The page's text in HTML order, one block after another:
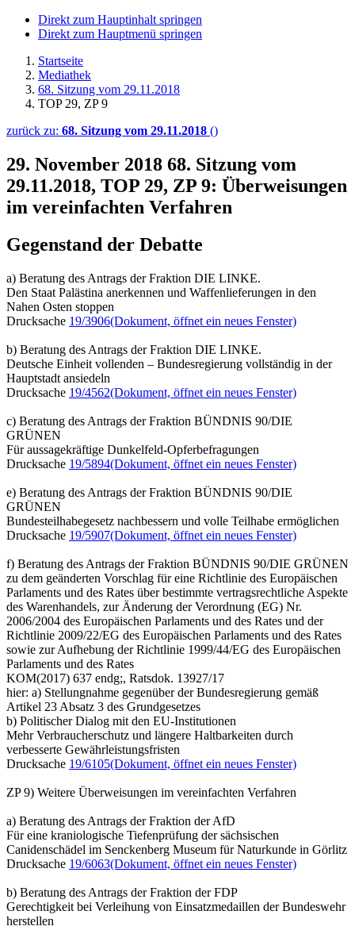
Direkt zum Hauptinhalt springen
Direkt zum Hauptmenü springen
Startseite
Mediathek
68. Sitzung vom 29.11.2018
TOP 29, ZP 9
zurück zu: 68. Sitzung vom 29.11.2018 ()
29. November 2018 68. Sitzung vom
29.11.2018, TOP 29, ZP 9: Überweisungen
im vereinfachten Verfahren
Gegenstand der Debatte
a) Beratung des Antrags der Fraktion DIE LINKE.
Den Staat Palästina anerkennen und Waffenlieferungen in den
Nahen Osten stoppen
Drucksache 19/3906(Dokument, öffnet ein neues Fenster)
b) Beratung des Antrags der Fraktion DIE LINKE.
Deutsche Einheit vollenden – Bundesregierung vollständig in der
Hauptstadt ansiedeln
Drucksache 19/4562(Dokument, öffnet ein neues Fenster)
c) Beratung des Antrags der Fraktion BÜNDNIS 90/DIE
GRÜNEN
Für aussagekräftige Dunkelfeld-Opferbefragungen
Drucksache 19/5894(Dokument, öffnet ein neues Fenster)
e) Beratung des Antrags der Fraktion BÜNDNIS 90/DIE
GRÜNEN
Bundesteilhabegesetz nachbessern und volle Teilhabe ermöglichen
Drucksache 19/5907(Dokument, öffnet ein neues Fenster)
f) Beratung des Antrags der Fraktion BÜNDNIS 90/DIE GRÜNEN
zu dem geänderten Vorschlag für eine Richtlinie des Europäischen
Parlaments und des Rates über bestimmte vertragsrechtliche Aspekte
des Warenhandels, zur Änderung der Verordnung (EG) Nr.
2006/2004 des Europäischen Parlaments und des Rates und der
Richtlinie 2009/22/EG des Europäischen Parlaments und des Rates
sowie zur Aufhebung der Richtlinie 1999/44/EG des Europäischen
Parlaments und des Rates
KOM(2017) 637 endg;, Ratsdok. 13927/17
hier: a) Stellungnahme gegenüber der Bundesregierung gemäß
Artikel 23 Absatz 3 des Grundgesetzes
b) Politischer Dialog mit den EU-Institutionen
Mehr Verbraucherschutz und längere Haltbarkeiten durch
verbesserte Gewährleistungsfristen
Drucksache 19/6105(Dokument, öffnet ein neues Fenster)
ZP 9) Weitere Überweisungen im vereinfachten Verfahren
a) Beratung des Antrags der Fraktion der AfD
Für eine kraniologische Tiefenprüfung der sächsischen
Canidenschädel im Senckenberg Museum für Naturkunde in Görlitz
Drucksache 19/6063(Dokument, öffnet ein neues Fenster)
b) Beratung des Antrags der Fraktion der FDP
Gerechtigkeit bei Verleihung von Einsatzmedaillen der Bundeswehr
herstellen